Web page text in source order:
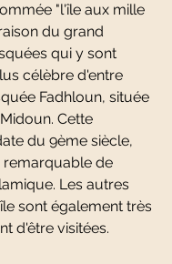
"l'île aux mille
du grand
qui y sont
célèbre d'entre
Fadhloun, située
Cette
du 9ème siècle,
remarquable de
Les autres
sont également très
d'être visitées.